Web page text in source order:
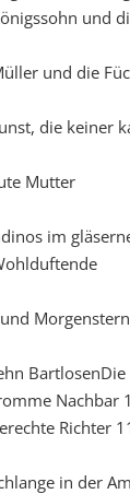
und
und die
die keiner
Mutter
im
Morgenstern
Nachbar
Richter
in der